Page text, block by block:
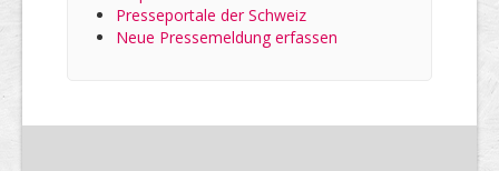
Presseportale der Schweiz
Neue Pressemeldung erfassen